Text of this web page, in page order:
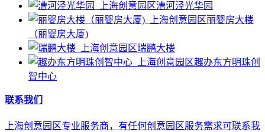
漕河泾光华园
丽婴房大楼
（丽婴房大厦)
瑞鹏大楼
趣办东方明珠创
智中心
联系我们
上海创意园区专业服务商，有任何创意园区服务需求可联系我